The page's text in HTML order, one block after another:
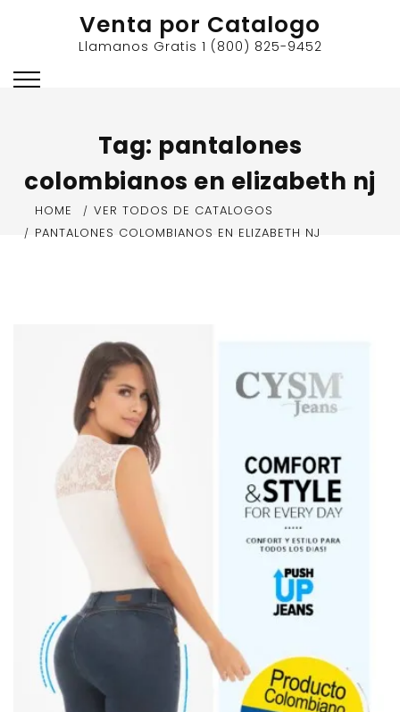
Venta por Catalogo
Llamanos Gratis 1 (800) 825-9452
Tag: pantalones
colombianos en elizabeth nj
HOME
VER TODOS DE CATALOGOS
PANTALONES COLOMBIANOS EN ELIZABETH NJ